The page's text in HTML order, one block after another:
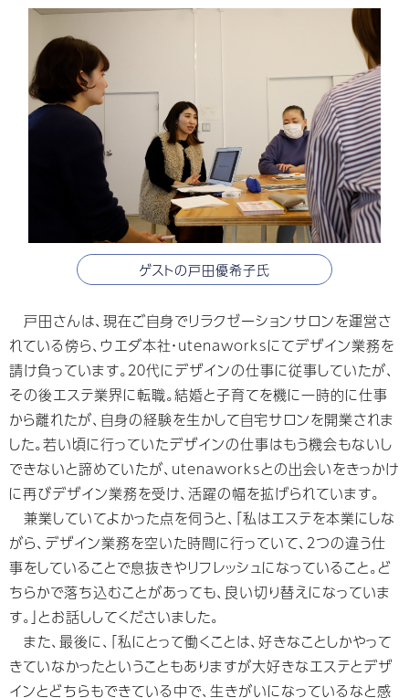
ゲストの戸田優希子氏
戸田さんは、現在ご自身でリラクゼーションサロンを運営さ
れている傍ら、ウエダ本社・utenaworksにてデザイン業務を
請け負っています。２０代にデザインの仕事に従事していたが、
その後エステ業界に転職。結婚と子育てを機に一時的に仕事
から離れたが、自身の経験を生かして自宅サロンを開業されま
した。若い頃に行っていたデザインの仕事はもう機会もないし
できないと諦めていたが、utenaworksとの出会いをきっかけ
に再びデザイン業務を受け、活躍の幅を拡げられています。
兼業していてよかった点を伺うと、「私はエステを本業にしな
がら、デザイン業務を空いた時間に行っていて、２つの違う仕
事をしていることで息抜きやリフレッシュになっていること。ど
ちらかで落ち込むことがあっても、良い切り替えになっていま
す。」とお話ししてくださいました。
また、最後に、「私にとって働くことは、好きなことしかやって
きていなかったということもありますが大好きなエステとデザ
インとどちらもできている中で、生きがいになっているなと感